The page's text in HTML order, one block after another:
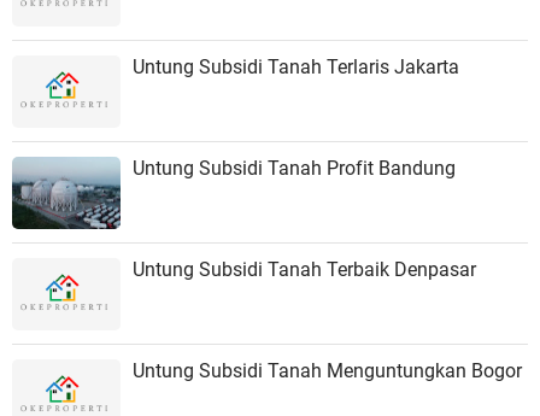
Untung Subsidi Tanah Terlaris Jakarta
Untung Subsidi Tanah Profit Bandung
Untung Subsidi Tanah Terbaik Denpasar
Untung Subsidi Tanah Menguntungkan Bogor